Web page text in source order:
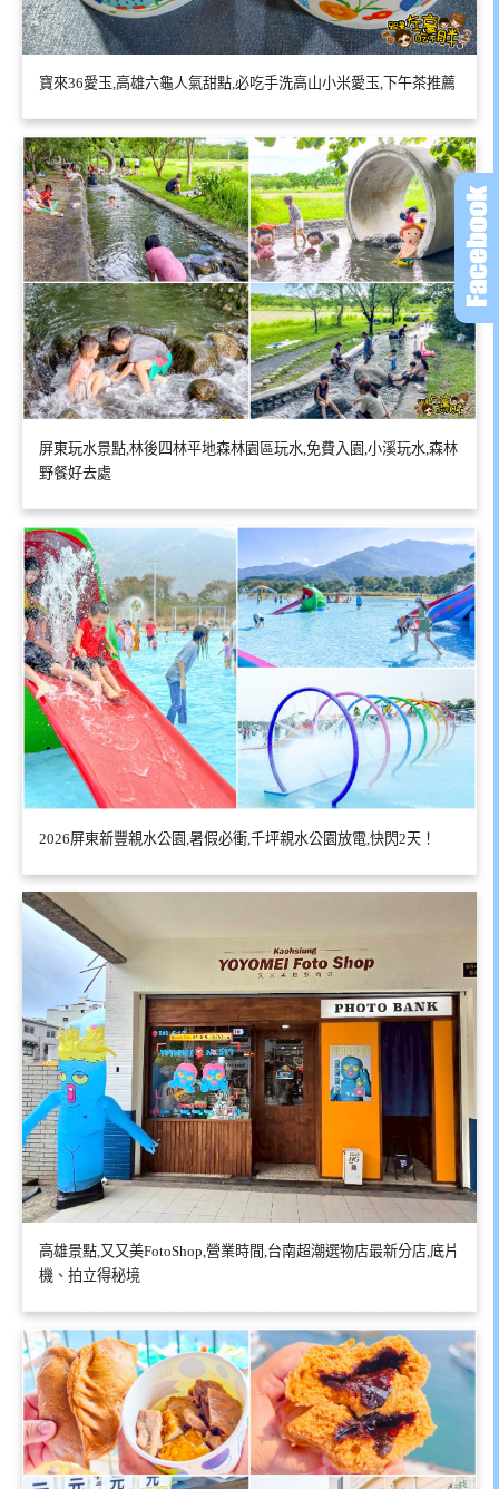
寶來36愛玉,高雄六龜人氣甜點,必吃手洗高山小米愛玉,下午茶推薦
屏東玩水景點,林後四林平地森林園區玩水,免費入園,小溪玩水,森林
野餐好去處
2026屏東新豐親水公園,暑假必衝,千坪親水公園放電,快閃2天！
高雄景點,又又美FotoShop,營業時間,台南超潮選物店最新分店,底片
機、拍立得秘境